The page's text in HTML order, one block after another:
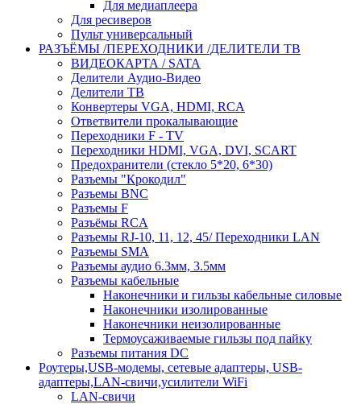
Для медиаплеера
Для ресиверов
Пульт универсальный
РАЗЪЁМЫ /ПЕРЕХОДНИКИ /ДЕЛИТЕЛИ ТВ
ВИДЕОКАРТА / SATA
Делители Аудио-Видео
Делители ТВ
Конвертеры VGA, HDMI, RCA
Ответвители прокалывающие
Переходники F - TV
Переходники HDMI, VGA, DVI, SCART
Предохранители (стекло 5*20, 6*30)
Разъемы "Крокодил"
Разъемы BNC
Разъемы F
Разъёмы RCA
Разъемы RJ-10, 11, 12, 45/ Переходники LAN
Разъемы SMA
Разъемы аудио 6.3мм, 3.5мм
Разъемы кабельные
Наконечники и гильзы кабельные силовые
Наконечники изолированные
Наконечники неизолированные
Термоусаживаемые гильзы под пайку
Разъемы питания DC
Роутеры,USB-модемы, сетевые адаптеры, USB-
адаптеры,LAN-свичи,усилители WiFi
LAN-свичи